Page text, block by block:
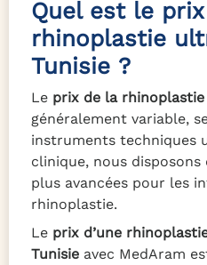
Quel est le
rhinoplastie
Tunisie ?
Le prix de la
généralement variable,
instruments techniques
clinique, nous disposons
plus avancées pour les
rhinoplastie.
Le prix d’une
Tunisie avec MedAram